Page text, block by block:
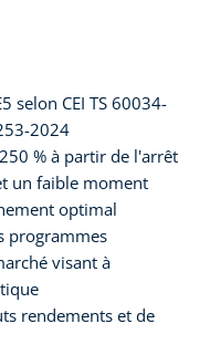
selon CEI TS 60034-
2024
% à partir de l'arrêt
un faible moment
optimal
programmes
visant à
rendements et de